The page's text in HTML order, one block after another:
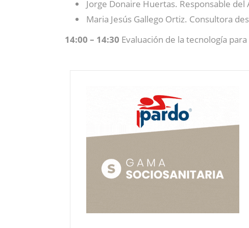
Jorge Donaire Huertas. Responsable
Maria Jesús Gallego Ortiz. Consultora
14:00 – 14:30 Evaluación de la tecnología